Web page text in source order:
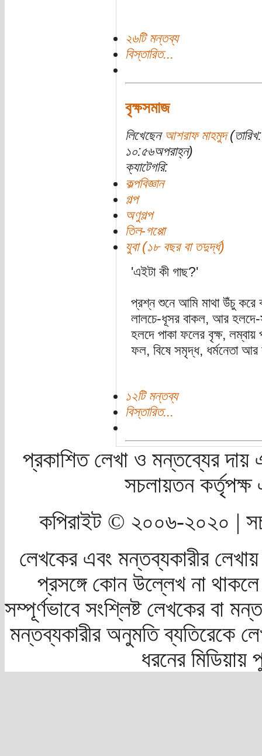
২৬টি মন্তব্য
বিস্তারিত...
বৃক্ষসমাজ
লিখেছেন আশরাফ মাহমুদ
১০:৫৬অপরাহ্ন)
ক্যাটেগরি:
কল্পবিজ্ঞান
গল্প
অণুগল্প
তিল-গপ্পো
যুবা (১৮ বছর বা তদুর্দ্ধ)
'এইটা কী গাছ?'
প্রশ্ন শুনে আমি মাথা উঁচু করে
লালচে-ধূসর বাকল, আর
হলদে পাকা ফলের বৃক্ষ,
ফল, বিষে সমৃদ্ধ, ধর্মনেতা আর
১২টি মন্তব্য
বিস্তারিত...
প্রকাশিত লেখা ও মন্তব্যের দায়
সচলায়তন
কপিরাইট © ২০০৬-২০২০ |
লেখকের এবং মন্তব্যকারীর
প্রসঙ্গে কোন উল্লেখ না
সম্পূর্ণভাবে সংশ্লিষ্ট লেখকের বা
মন্তব্যকারীর অনুমতি ব্যতিরেকে
ধরনের মিডিয়ায়